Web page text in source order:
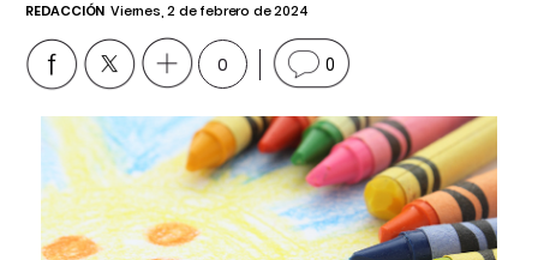
REDACCIÓN Viernes, 2 de febrero de 2024
0 0